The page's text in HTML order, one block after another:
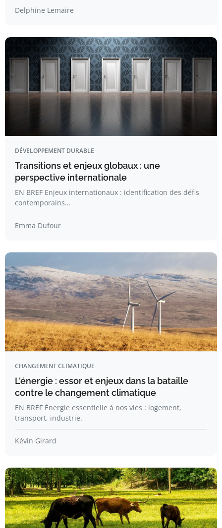
Delphine Lemaire
DÉVELOPPEMENT DURABLE
Transitions et enjeux globaux : une
perspective internationale
EN BREF Enjeux internationaux : identification des défis
contemporains…
Emma Dufour
CHANGEMENT CLIMATIQUE
L’énergie : essor et enjeux dans la bataille
contre le changement climatique
EN BREF Énergie essentielle à nos vies : logement,
transport, industrie.
Kévin Girard